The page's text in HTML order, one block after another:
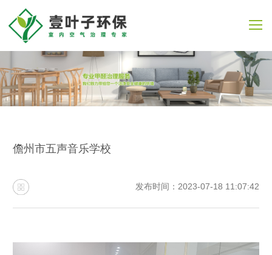
儋州市五声音乐学校
发布时间：2023-07-18 11:07:42